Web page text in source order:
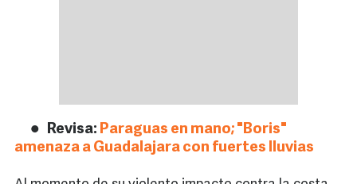
Revisa: Paraguas en mano; "Boris"
amenaza a Guadalajara con fuertes lluvias